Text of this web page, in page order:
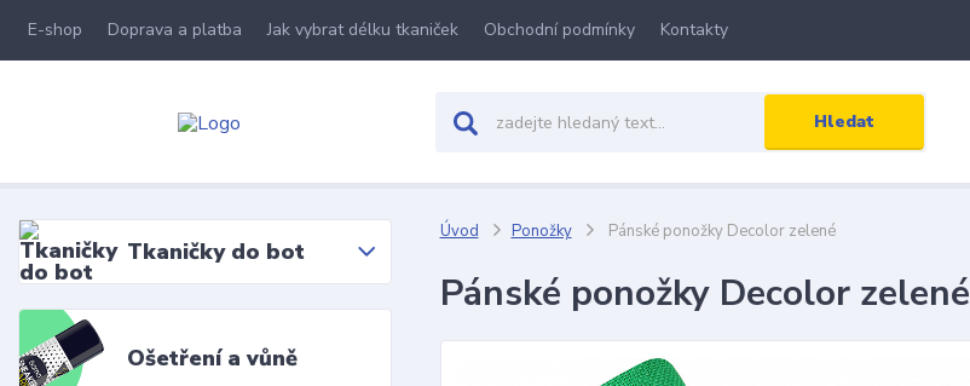
E-shop Doprava a platba Jak vybrat délku tkaniček Obchodní podmínky Kontakty
Hledat
Tkaničky do bot
Ošetření a vůně
Úvod Ponožky Pánské ponožky Decolor zelené
Pánské ponožky Decolor zelené